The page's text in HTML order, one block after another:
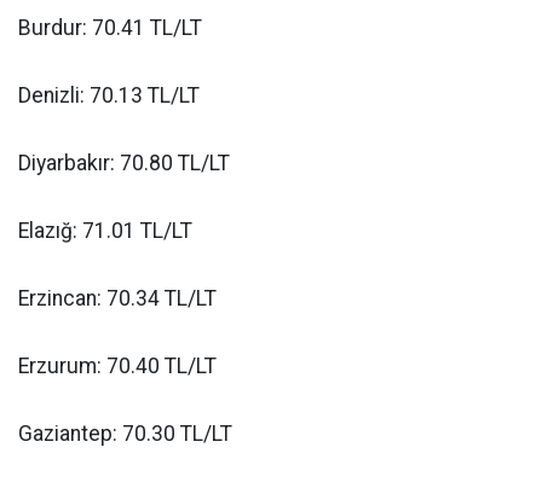
Burdur: 70.41 TL/LT
Denizli: 70.13 TL/LT
Diyarbakır: 70.80 TL/LT
Elazığ: 71.01 TL/LT
Erzincan: 70.34 TL/LT
Erzurum: 70.40 TL/LT
Gaziantep: 70.30 TL/LT